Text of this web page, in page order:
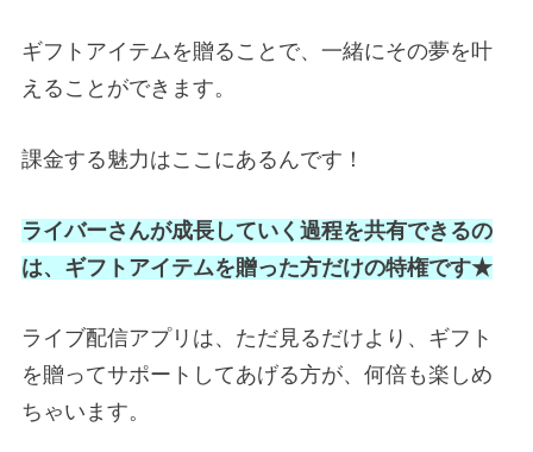
ギフトアイテムを贈ることで、一緒にその夢を叶
えることができます。
課金する魅力はここにあるんです！
ライバーさんが成長していく過程を共有できるの
は、ギフトアイテムを贈った方だけの特権です★
ライブ配信アプリは、ただ見るだけより、ギフト
を贈ってサポートしてあげる方が、何倍も楽しめ
ちゃいます。